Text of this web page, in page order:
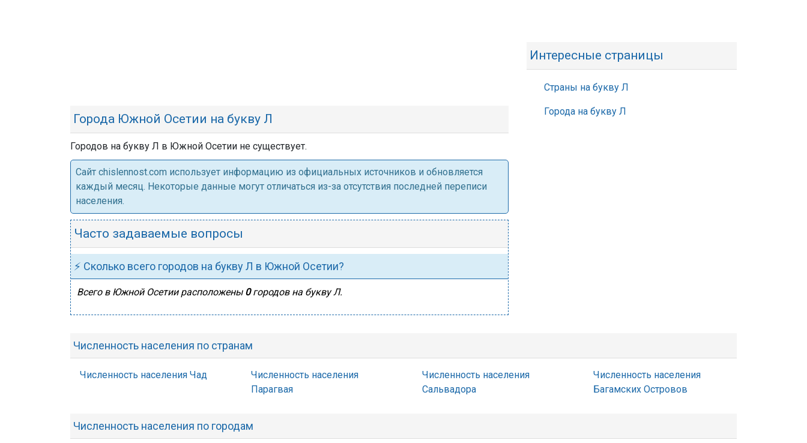
Города Южной Осетии на букву Л
Городов на букву Л в Южной Осетии не существует.
Cайт chislennost.com использует информацию из официальных источников и обновляется
каждый месяц. Некоторые данные могут отличаться из-за отсутствия последней переписи
населения.
Часто задаваемые вопросы
⚡ Сколько всего городов на букву Л в Южной Осетии?
Всего в Южной Осетии расположены 0городов на букву Л.
Интересные страницы
Страны на букву Л
Города на букву Л
Численность населения по странам
Численность населения Чад
Численность населения
Парагвая
Численность населения
Сальвадора
Численность населения
Багамских Островов
Численность населения по городам